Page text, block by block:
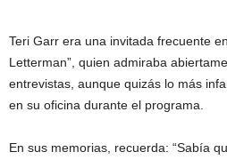
Teri Garr era una invitada frecuente
Letterman”, quien admiraba
entrevistas, aunque quizás lo más
en su oficina durante el programa.
En sus memorias, recuerda: “Sabía